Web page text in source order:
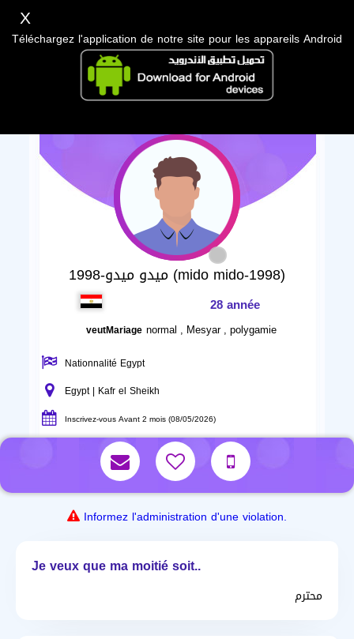
ميدو ميدو-1998 (mido mido-1998)
28 année
veutMariage normal , Mesyar , polygamie
Nationnalité Egypt
Egypt | Kafr el Sheikh
Inscrivez-vous Avant 2 mois (08/05/2026)
Informez l'administration d'une violation.
Je veux que ma moitié soit..
محترم
X
Téléchargez l'application de notre site pour les appareils Android